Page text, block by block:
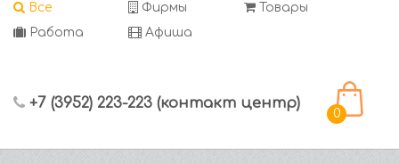
Все Фирмы
Товары
Работа
Афиша
+7 (3952) 223-223 (контакт центр)
0